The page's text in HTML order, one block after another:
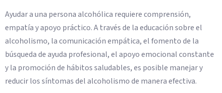
Ayudar a una persona alcohólica requiere comprensión,
empatía y apoyo práctico. A través de la educación sobre el
alcoholismo, la comunicación empática, el fomento de la
búsqueda de ayuda profesional, el apoyo emocional constante
y la promoción de hábitos saludables, es posible manejar y
reducir los síntomas del alcoholismo de manera efectiva.